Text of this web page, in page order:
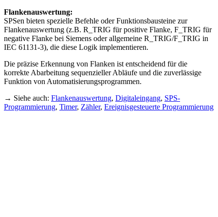
Flankenauswertung:
SPSen bieten spezielle Befehle oder Funktionsbausteine zur
Flankenauswertung (z.B. R_TRIG für positive Flanke, F_TRIG für
negative Flanke bei Siemens oder allgemeine R_TRIG/F_TRIG in
IEC 61131-3), die diese Logik implementieren.
Die präzise Erkennung von Flanken ist entscheidend für die
korrekte Abarbeitung sequenzieller Abläufe und die zuverlässige
Funktion von Automatisierungsprogrammen.
→ Siehe auch: Flankenauswertung, Digitaleingang, SPS-
Programmierung, Timer, Zähler, Ereignisgesteuerte Programmierung